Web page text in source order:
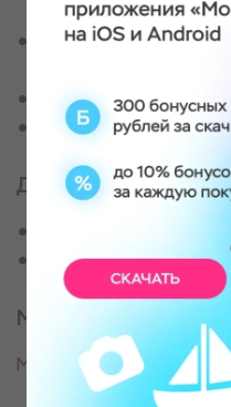
инструктаж по
Обучение катанию
Катание по
Возвращение
Для кого
Для любителей
Место проведения
Место старта в д. Кеты